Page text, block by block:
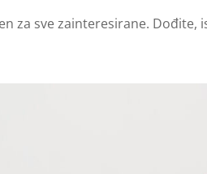
za sve zainteresirane.